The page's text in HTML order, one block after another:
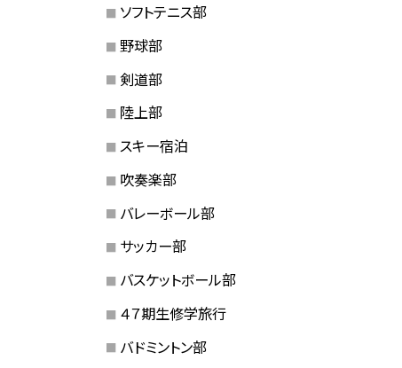
ソフトテニス部
野球部
剣道部
陸上部
スキー宿泊
吹奏楽部
バレーボール部
サッカー部
バスケットボール部
４７期生修学旅行
バドミントン部